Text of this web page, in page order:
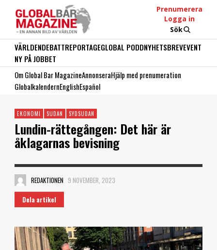
Prenumerera
Logga in
Sök
VÄRLDENDEBATTREPORTAGEGLOBAL PODDNYHETSBREVEVENT
NY PÅ JOBBET
Om Global Bar MagazineAnnonseraHjälp med prenumeration
GlobalkalendernEnglishEspañol
EKONOMI SUDAN SYDSUDAN
Lundin-rättegången: Det här är
åklagarnas bevisning
REDAKTIONEN 9 NOVEMBER, 2023
Dela artikel